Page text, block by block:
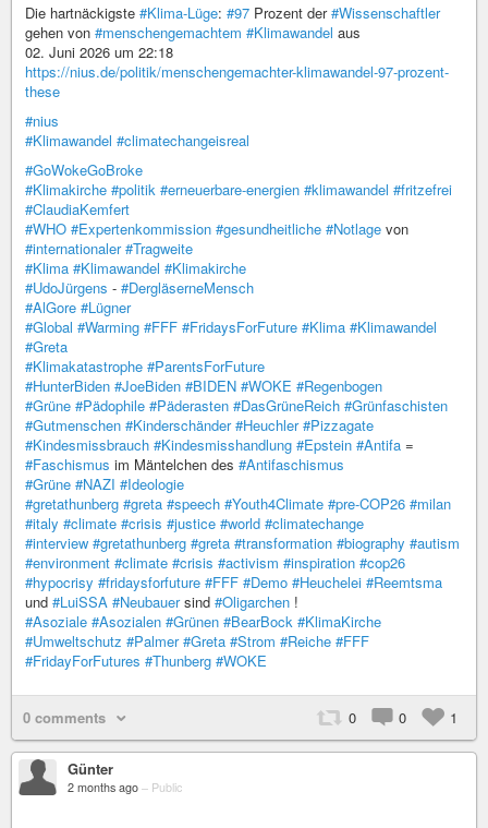
Die hartnäckigste #Klima-Lüge: #97 Prozent der#Wissenschaftler
gehen von #menschengemachtem #Klimawandel aus
02. Juni 2026 um 22:18
https://nius.de/politik/menschengemachter-klimawandel-97-prozent-
these
#nius
#Klimawandel #climatechangeisreal
#GoWokeGoBroke
#Klimakirche #politik #erneuerbare-energien #klimawandel #fritzefrei
#ClaudiaKemfert
#WHO #Expertenkommission #gesundheitliche #Notlage von
#internationaler #Tragweite
#Klima #Klimawandel #Klimakirche
#UdoJürgens - #DergläserneMensch
#AlGore #Lügner
#Global #Warming #FFF #FridaysForFuture #Klima #Klimawandel
#Greta
#Klimakatastrophe #ParentsForFuture
#HunterBiden #JoeBiden #BIDEN #WOKE #Regenbogen
#Grüne #Pädophile #Päderasten #DasGrüneReich #Grünfaschisten
#Gutmenschen #Kinderschänder #Heuchler #Pizzagate
#Kindesmissbrauch #Kindesmisshandlung #Epstein #Antifa =
#Faschismus im Mäntelchen des #Antifaschismus
#Grüne #NAZI #Ideologie
#gretathunberg #greta #speech #Youth4Climate #pre-COP26 #milan
#italy #climate #crisis #justice #world #climatechange
#interview #gretathunberg #greta #transformation #biography #autism
#environment #climate #crisis #activism #inspiration #cop26
#hypocrisy #fridaysforfuture #FFF #Demo #Heuchelei #Reemtsma
und #LuiSSA #Neubauersind #Oligarchen !
#Asoziale #Asozialen #Grünen #BearBock #KlimaKirche
#Umweltschutz #Palmer #Greta #Strom #Reiche #FFF
#FridayForFutures #Thunberg #WOKE
0 comments 0 0 1
Günter
2 months ago – Public